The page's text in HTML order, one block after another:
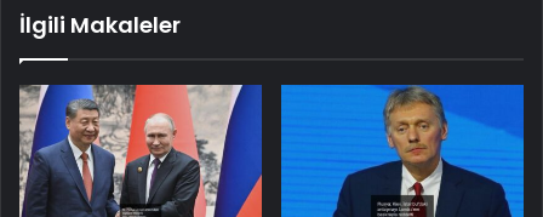
İlgili Makaleler